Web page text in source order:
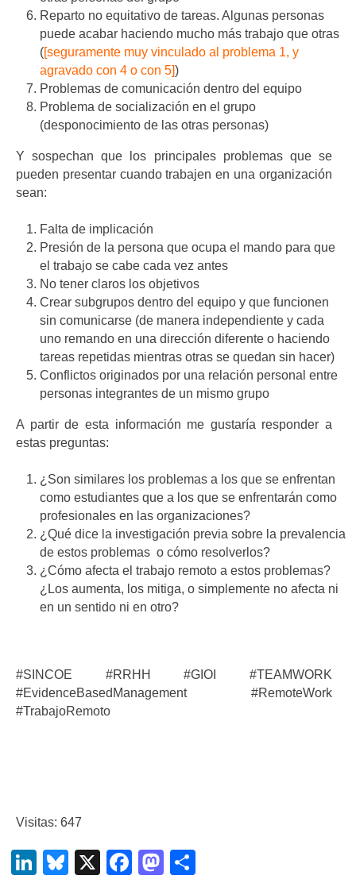
Reparto no equitativo de tareas. Algunas personas
puede acabar haciendo mucho más trabajo que otras
( [seguramente muy vinculado al problema 1, y
agravado con 4 o con 5] )
Problemas de comunicación dentro del equipo
Problema de socialización en el grupo
(desponocimiento de las otras personas)
Y sospechan que los principales problemas que se
pueden presentar cuando trabajen en una organización
sean:
Falta de implicación
Presión de la persona que ocupa el mando para que
el trabajo se cabe cada vez antes
No tener claros los objetivos
Crear subgrupos dentro del equipo y que funcionen
sin comunicarse (de manera independiente y cada
uno remando en una dirección diferente o haciendo
tareas repetidas mientras otras se quedan sin hacer)
Conflictos originados por una relación personal entre
personas integrantes de un mismo grupo
A partir de esta información me gustaría responder a
estas preguntas:
¿Son similares los problemas a los que se enfrentan
como estudiantes que a los que se enfrentarán como
profesionales en las organizaciones?
¿Qué dice la investigación previa sobre la prevalencia
de estos problemas o cómo resolverlos?
¿Cómo afecta el trabajo remoto a estos problemas?
¿Los aumenta, los mitiga, o simplemente no afecta ni
en un sentido ni en otro?
#SINCOE #RRHH #GIOI #TEAMWORK
#EvidenceBasedManagement #RemoteWork
#TrabajoRemoto
Visitas: 647
LinkedIn
Bluesky
X Facebook
Mastodon